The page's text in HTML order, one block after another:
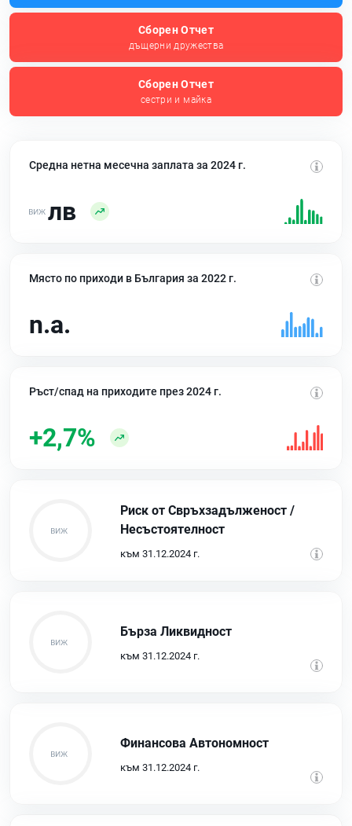
Сборен Отчет
дъщерни дружества
Сборен Отчет
сестри и майка
Средна нетна месечна заплата за 2024 г.
лв
Място по приходи в България за 2022 г.
n.a.
Ръст/спад на приходите през 2024 г.
+2,7%
Риск от Свръхзадълженост /
Несъстоятелност
към 31.12.2024 г.
Бърза Ликвидност
към 31.12.2024 г.
Финансова Автономност
към 31.12.2024 г.